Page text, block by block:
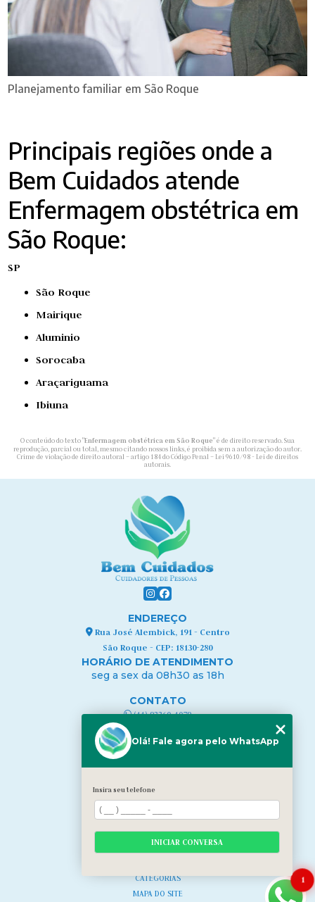
Planejamento familiar​ em São Roque
Principais regiões onde a
Bem Cuidados atende
Enfermagem obstétrica​ em
São Roque:
SP
São Roque
Mairique
Aluminio
Sorocaba
Araçariguama
Ibiuna
O conteúdo do texto "Enfermagem obstétrica​ em São Roque" é de direito reservado. Sua
reprodução, parcial ou total, mesmo citando nossos links, é proibida sem a autorização do autor.
Crime de violação de direito autoral – artigo 184 do Código Penal – Lei 9610/98 - Lei de direitos
autorais
ENDEREÇO
Rua José Alembick, 191 - Centro
São Roque - CEP: 18130-280
HORÁRIO DE ATENDIMENTO
seg a sex da 08h30 as 18h
CONTATO
(11) 93360-1079
contato@bcuidados.com.br
HOME
QUEM SOMOS
NOSSA EQUIPE
NOSSOS SERVIÇOS
CURSOS
BLOG
CATEGORIAS
MAPA DO SITE
1
Olá! Fale agora pelo WhatsApp
Insira seu telefone
INICIAR CONVERSA